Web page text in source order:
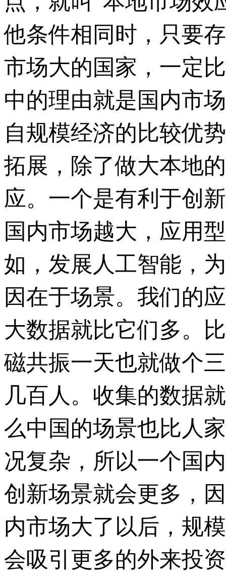
他条件相同时，只要
市场大的国家，一定
中的理由就是国内市
自规模经济的比较优
拓展，除了做大本地
应。一个是有利于创
国内市场越大，应用
如，发展人工智能，
因在于场景。我们的
大数据就比它们多。
磁共振一天也就做个
几百人。收集的数据
么中国的场景也比人
况复杂，所以一个国
创新场景就会更多，
内市场大了以后，规
会吸引更多的外来投